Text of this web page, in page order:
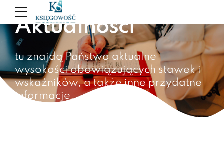
Aktualności
tu znajdą Państwo aktualne
wysokości obowiązujących stawek i
wskaźników, a także inne przydatne
informacje.